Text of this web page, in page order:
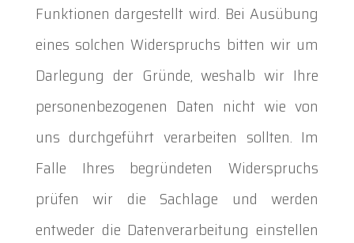
Funktionen dargestellt wird. Bei Ausübung
eines solchen Widerspruchs bitten wir um
Darlegung der Gründe, weshalb wir Ihre
personenbezogenen Daten nicht wie von
uns durchgeführt verarbeiten sollten. Im
Falle Ihres begründeten Widerspruchs
prüfen wir die Sachlage und werden
entweder die Datenverarbeitung einstellen